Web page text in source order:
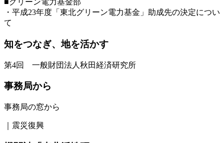
■グリーン電力基金部
・平成23年度「東北グリーン電力基金」助成先の決定につい
て
知をつなぎ、地を活かす
第4回 一般財団法人秋田経済研究所
事務局から
事務局の窓から
｜震災復興